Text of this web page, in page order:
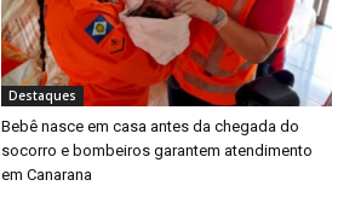
Destaques
Bebê nasce em casa antes da chegada do
socorro e bombeiros garantem atendimento
em Canarana